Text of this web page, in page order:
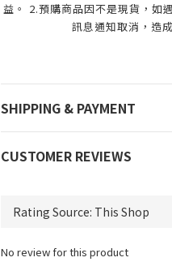
益。 2.預購商品因不是現貨，如
訊息通知取消，造
SHIPPING & PAYMENT
CUSTOMER REVIEWS
No review for this product